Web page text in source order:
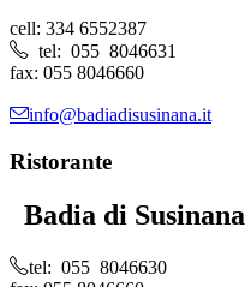
cell: 334 6552387
tel: 055 8046631
fax: 055 8046660
info@badiadisusinana.it
Ristorante
Badia di Susinana
tel: 055 8046630